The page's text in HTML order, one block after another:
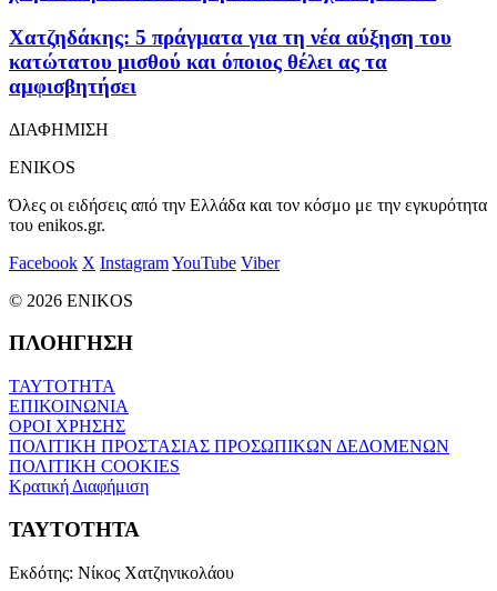
Χατζηδάκης: 5 πράγματα για τη νέα αύξηση του
κατώτατου μισθού και όποιος θέλει ας τα
αμφισβητήσει
ΔΙΑΦΗΜΙΣΗ
ENIKOS
Όλες οι ειδήσεις από την Ελλάδα και τον κόσμο με την εγκυρότητα
του enikos.gr.
Facebook X InstagramYouTube Viber
© 2026 ENIKOS
ΠΛΟΗΓΗΣΗ
ΤΑΥΤΟΤΗΤΑ
ΕΠΙΚΟΙΝΩΝΙΑ
ΟΡΟΙ ΧΡΗΣΗΣ
ΠΟΛΙΤΙΚΗ ΠΡΟΣΤΑΣΙΑΣ ΠΡΟΣΩΠΙΚΩΝ ΔΕΔΟΜΕΝΩΝ
ΠΟΛΙΤΙΚΗ COOKIES
Κρατική Διαφήμιση
ΤΑΥΤΟΤΗΤΑ
Εκδότης: Νίκος Χατζηνικολάου